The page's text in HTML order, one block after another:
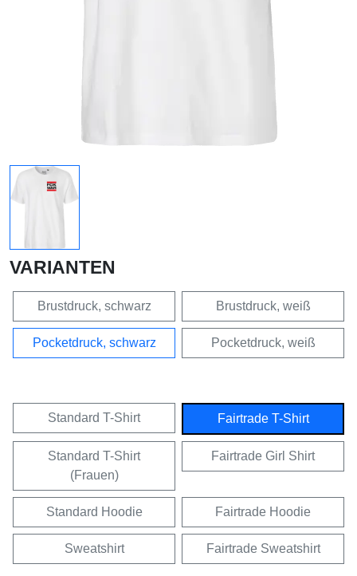
VARIANTEN
Brustdruck, schwarz Brustdruck, weiß
Pocketdruck, schwarz Pocketdruck, weiß
Standard T-Shirt Fairtrade T-Shirt
Standard T-Shirt
(Frauen)
Fairtrade Girl Shirt
Standard Hoodie Fairtrade Hoodie
Sweatshirt Fairtrade Sweatshirt